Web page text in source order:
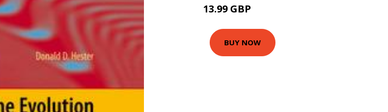
13.99 GBP
BUY NOW